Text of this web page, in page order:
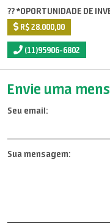
?? *OPORTUNIDADE DE
R$ 28.000,00
(11)95906-6802
Envie uma
Seu email:
Sua mensagem: